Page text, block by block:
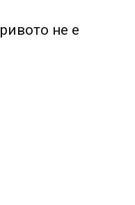
не е